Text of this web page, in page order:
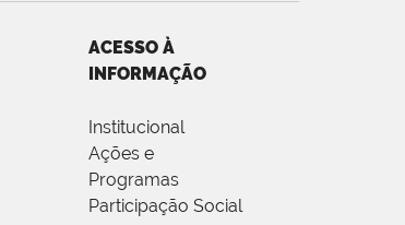
ACESSO À
INFORMAÇÃO
Institucional
Ações e
Programas
Participação Social